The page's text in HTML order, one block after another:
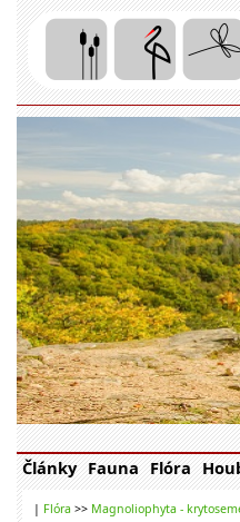
Články Fauna Flóra
| Flóra >> Magnoliophyta -